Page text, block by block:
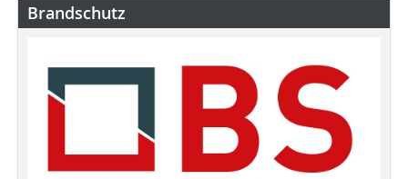
Brandschutz